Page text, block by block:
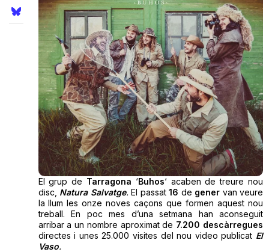
El grup de Tarragona ‘Buhos‘ acaben de treure nou
disc, Natura Salvatge. El passat16 de gener van veure
la llum les onze noves caçons que formen aquest nou
treball. En poc mes d’una setmana han aconseguit
arribar a un nombre aproximat de 7.200 descàrregues
directes i unes 25.000 visites del nou video publicat El
Vaso.